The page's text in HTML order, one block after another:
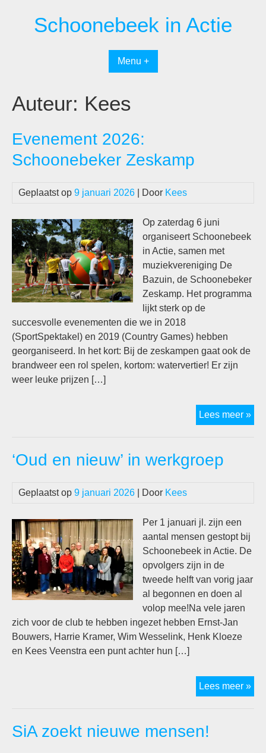
Schoonebeek in Actie
Menu +
Auteur: Kees
Evenement 2026:
Schoonebeker Zeskamp
Geplaatst op 9 januari 2026 | Door Kees
Op zaterdag 6 juni
organiseert Schoonebeek
in Actie, samen met
muziekvereniging De
Bazuin, de Schoonebeker
Zeskamp. Het programma
lijkt sterk op de
succesvolle evenementen die we in 2018
(SportSpektakel) en 2019 (Country Games) hebben
georganiseerd. In het kort: Bij de zeskampen gaat ook de
brandweer een rol spelen, kortom: watervertier! Er zijn
weer leuke prijzen […]
Lees meer »
‘Oud en nieuw’ in werkgroep
Geplaatst op 9 januari 2026 | Door Kees
Per 1 januari jl. zijn een
aantal mensen gestopt bij
Schoonebeek in Actie. De
opvolgers zijn in de
tweede helft van vorig jaar
al begonnen en doen al
volop mee!Na vele jaren
zich voor de club te hebben ingezet hebben Ernst-Jan
Bouwers, Harrie Kramer, Wim Wesselink, Henk Kloeze
en Kees Veenstra een punt achter hun […]
Lees meer »
en
SiA zoekt nieuwe mensen!